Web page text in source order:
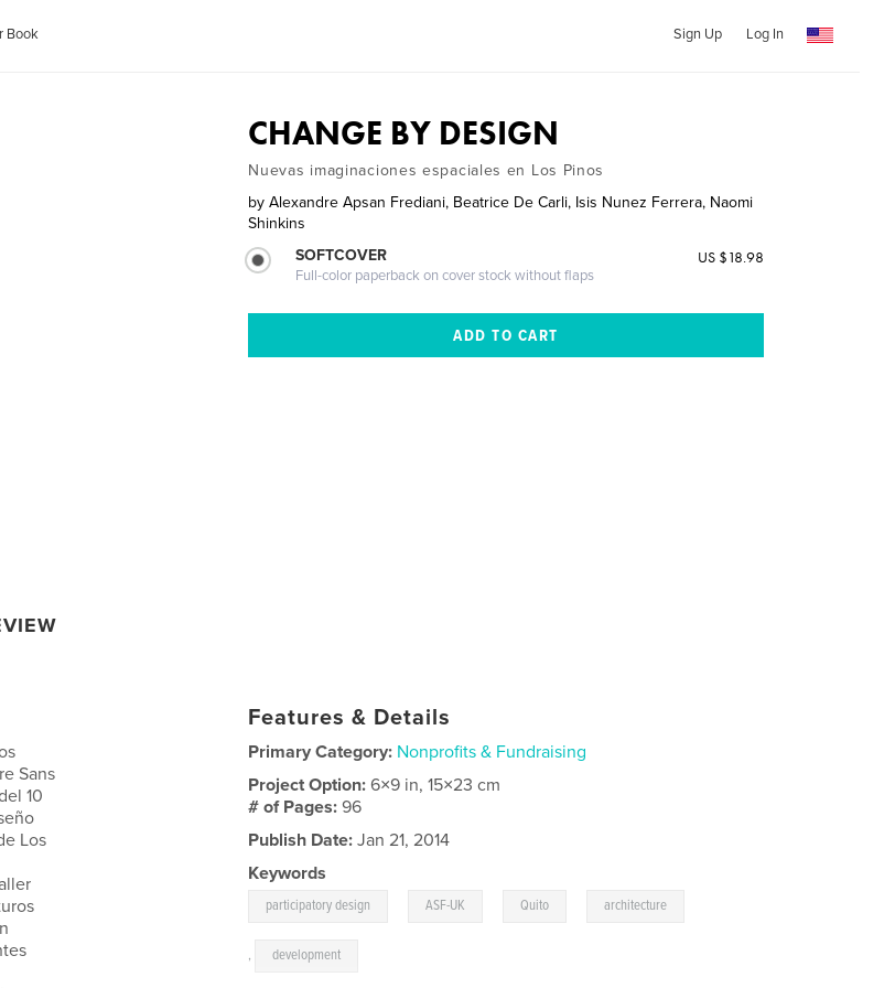
Book Sign Up Log In
CHANGE BY DESIGN
Nuevas imaginaciones espaciales en Los Pinos
by Alexandre Apsan Frediani, Beatrice De Carli, Isis Nunez Ferrera, Naomi
Shinkins
SOFTCOVER
Full-color paperback on cover stock without flaps
US $18.98
Sans
10
Los
Features & Details
Primary Category: Nonprofits & Fundraising
Project Option:6×9 in, 15×23 cm
# of Pages:96
Publish Date: Jan 21, 2014
Keywords
participatory design ASF-UK Quito architecture
, development